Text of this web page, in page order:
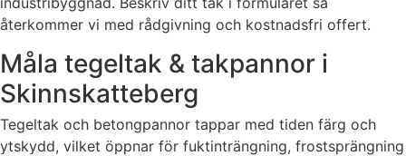
återkommer vi med rådgivning och kostnadsfri offert.
Måla tegeltak & takpannor i
Skinnskatteberg
Tegeltak och betongpannor tappar med tiden färg och
ytskydd, vilket öppnar för fuktinträngning, frostsprängning